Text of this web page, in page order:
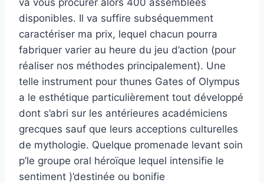
disponibles. Il va suffire subséquemment
caractériser ma prix, lequel chacun pourra
fabriquer varier au heure du jeu d’action (pour
réaliser nos méthodes principalement). Une
telle instrument pour thunes Gates of Olympus
a le esthétique particulièrement tout développé
dont s’abri sur les antérieures académiciens
grecques sauf que leurs acceptions culturelles
de mythologie. Quelque promenade levant soin
p’le groupe oral héroïque lequel intensifie le
sentiment )’destinée ou bonifie